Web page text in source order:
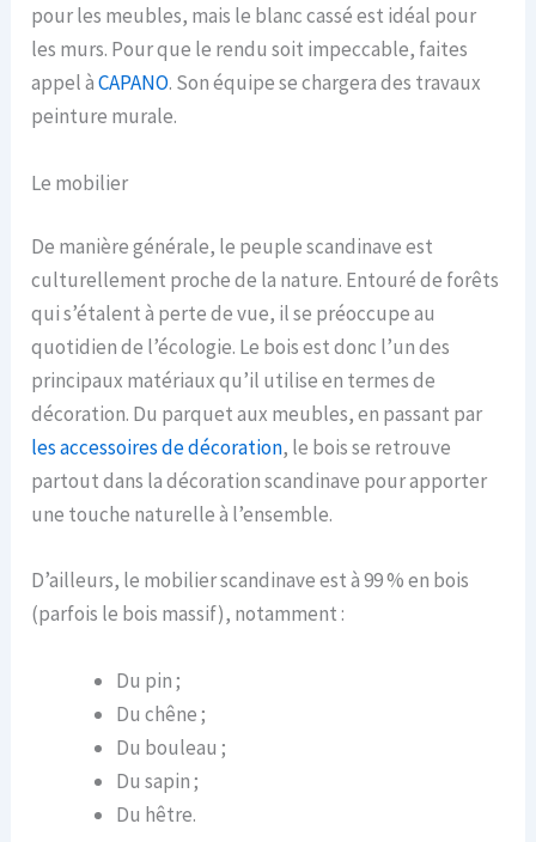
pour les meubles, mais le blanc cassé est idéal pour
les murs. Pour que le rendu soit impeccable, faites
appel àCAPANO. Son équipe se chargera des travaux
peinture murale.
Le mobilier
De manière générale, le peuple scandinave est
culturellement proche de la nature. Entouré de forêts
qui s’étalent à perte de vue, il se préoccupe au
quotidien de l’écologie. Le bois est donc l’un des
principaux matériaux qu’il utilise en termes de
décoration. Du parquet aux meubles, en passant par
les accessoires de décoration, le bois se retrouve
partout dans la décoration scandinave pour apporter
une touche naturelle à l’ensemble.
D’ailleurs, le mobilier scandinave est à 99 % en bois
(parfois le bois massif), notamment :
Du pin ;
Du chêne ;
Du bouleau ;
Du sapin ;
Du hêtre.